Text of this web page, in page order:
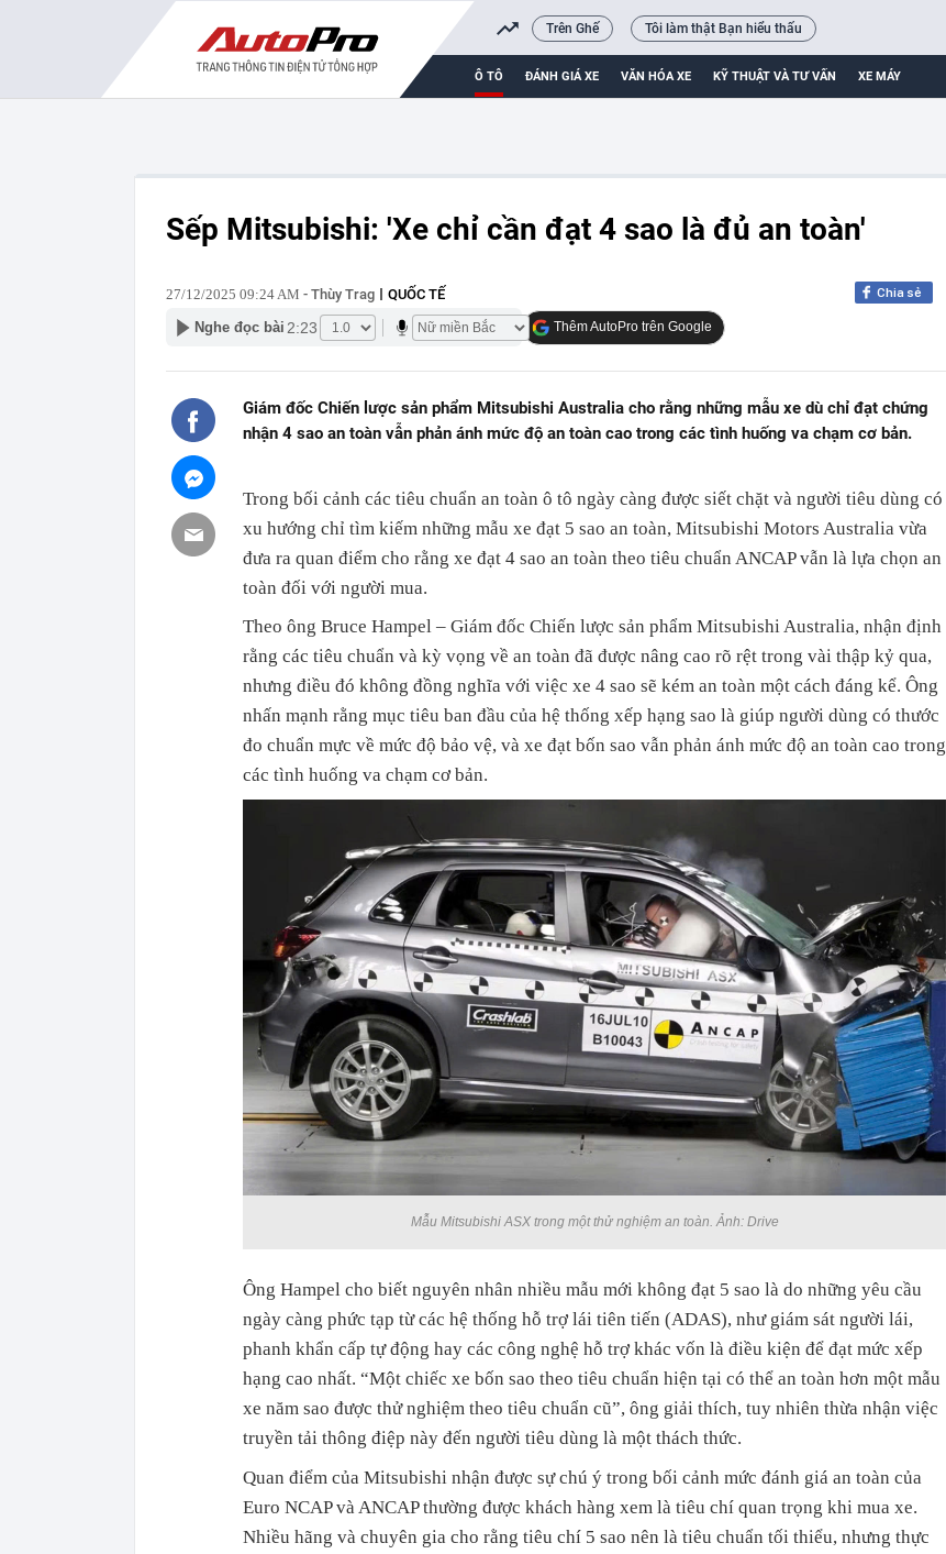
Trên Ghế Tôi làm thật Bạn hiểu thấu
Ô TÔ ĐÁNH GIÁ XE VĂN HÓA XE KỸ THUẬT VÀ TƯ VẤN XE MÁY
Sếp Mitsubishi: 'Xe chỉ cần đạt 4 sao là đủ an toàn'
27/12/2025 09:24 AM - Thùy Trag QUỐC TẾ Chia sẻ
Thêm AutoPro trên Google
Nghe đọc bài 2:23
Giám đốc Chiến lược sản phẩm Mitsubishi Australia cho rằng những mẫu xe dù chỉ đạt chứng
nhận 4 sao an toàn vẫn phản ánh mức độ an toàn cao trong các tình huống va chạm cơ bản.
Trong bối cảnh các tiêu chuẩn an toàn ô tô ngày càng được siết chặt và người tiêu dùng có
xu hướng chỉ tìm kiếm những mẫu xe đạt 5 sao an toàn, Mitsubishi Motors Australia vừa
đưa ra quan điểm cho rằng xe đạt 4 sao an toàn theo tiêu chuẩn ANCAP vẫn là lựa chọn an
toàn đối với người mua.
Theo ông Bruce Hampel – Giám đốc Chiến lược sản phẩm Mitsubishi Australia, nhận định
rằng các tiêu chuẩn và kỳ vọng về an toàn đã được nâng cao rõ rệt trong vài thập kỷ qua,
nhưng điều đó không đồng nghĩa với việc xe 4 sao sẽ kém an toàn một cách đáng kể. Ông
nhấn mạnh rằng mục tiêu ban đầu của hệ thống xếp hạng sao là giúp người dùng có thước
đo chuẩn mực về mức độ bảo vệ, và xe đạt bốn sao vẫn phản ánh mức độ an toàn cao trong
các tình huống va chạm cơ bản.
Mẫu Mitsubishi ASX trong một thử nghiệm an toàn. Ảnh: Drive
Ông Hampel cho biết nguyên nhân nhiều mẫu mới không đạt 5 sao là do những yêu cầu
ngày càng phức tạp từ các hệ thống hỗ trợ lái tiên tiến (ADAS), như giám sát người lái,
phanh khẩn cấp tự động hay các công nghệ hỗ trợ khác vốn là điều kiện để đạt mức xếp
hạng cao nhất. “Một chiếc xe bốn sao theo tiêu chuẩn hiện tại có thể an toàn hơn một mẫu
xe năm sao được thử nghiệm theo tiêu chuẩn cũ”, ông giải thích, tuy nhiên thừa nhận việc
truyền tải thông điệp này đến người tiêu dùng là một thách thức.
Quan điểm của Mitsubishi nhận được sự chú ý trong bối cảnh mức đánh giá an toàn của
Euro NCAP và ANCAP thường được khách hàng xem là tiêu chí quan trọng khi mua xe.
Nhiều hãng và chuyên gia cho rằng tiêu chí 5 sao nên là tiêu chuẩn tối thiểu, nhưng thực